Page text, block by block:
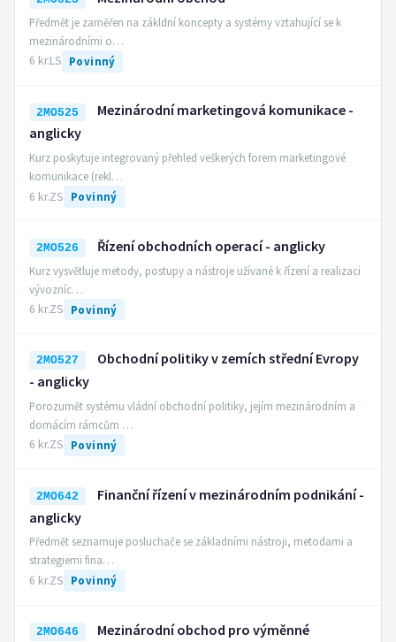
Předmět je zaměřen na zákldní koncepty a systémy vztahující se k
mezinárodními o…
6 kr.LS Povinný
2MO525
Mezinárodní marketingová komunikace -
anglicky
Kurz poskytuje integrovaný přehled veškerých forem marketingové
komunikace (rekl…
6 kr.ZS Povinný
2MO526 Řízení obchodních operací - anglicky
Kurz vysvětluje metody, postupy a nástroje užívané k řízení a realizaci
vývozníc…
6 kr.ZS Povinný
2MO527
Obchodní politiky v zemích střední Evropy
- anglicky
Porozumět systému vládní obchodní politiky, jejím mezinárodním a
domácím rámcům …
6 kr.ZS Povinný
2MO642
Finanční řízení v mezinárodním podnikání -
anglicky
Předmět seznamuje posluchače se základními nástroji, metodami a
strategiemi fina…
6 kr.ZS Povinný
2MO646
Mezinárodní obchod pro výměnné